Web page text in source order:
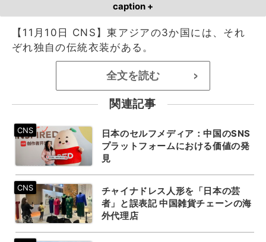
caption +
【11月10日 CNS】東アジアの3か国には、それ
ぞれ独自の伝統衣装がある。
全文を読む >
関連記事
日本のセルフメディア：中国のSNS
プラットフォームにおける価値の発
見
チャイナドレス人形を「日本の芸
者」と誤表記 中国雑貨チェーンの海
外代理店